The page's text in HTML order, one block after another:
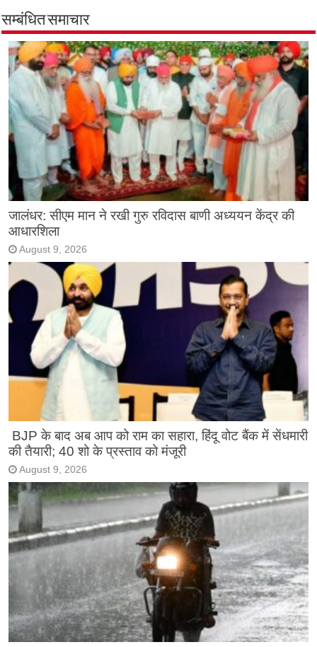
सम्बंधित समाचार
जालंधर: सीएम मान ने रखी गुरु रविदास बाणी अध्ययन केंद्र की
आधारशिला
August 9, 2026
BJP के बाद अब आप को राम का सहारा, हिंदू वोट बैंक में सेंधमारी
की तैयारी; 40 शो के प्रस्ताव को मंजूरी
August 9, 2026